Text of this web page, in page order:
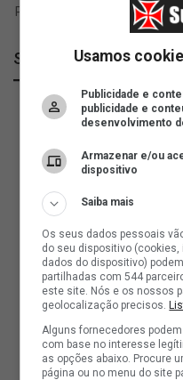
SuperVascoUsamos
Publicidade e
publicidade e
desenvolvimento
Armazenar e/ou
dispositivo
Saiba mais
Os seus dados pessoais
do seu dispositivo
dados do dispositivo)
partilhadas com 544
este site. Nós e os nossos
geolocalização precisos.
Alguns fornecedores
com base no interesse
as opções abaixo. Procure
página ou no menu do site